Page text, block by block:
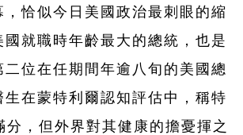
恰似今日美國政治最刺眼的縮
就職時年齡最大的總統，也是
位在任期間年逾八旬的美國總
在蒙特利爾認知評估中，稱特
分，但外界對其健康的擔憂揮之